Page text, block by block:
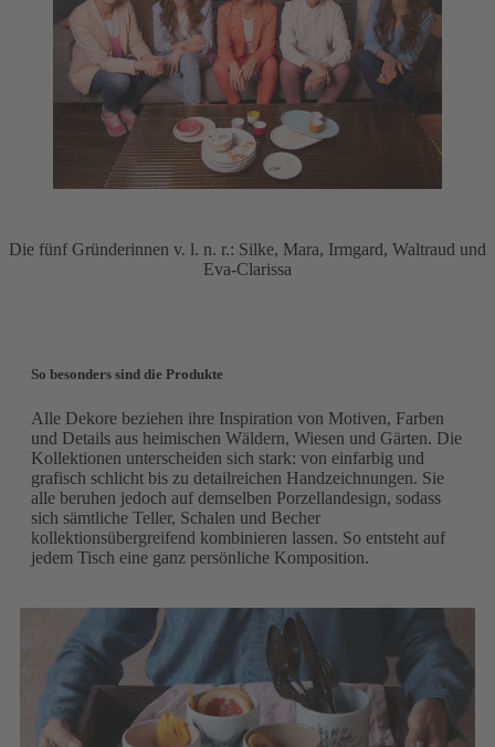
Die fünf Gründerinnen v. l. n. r.: Silke, Mara, Irmgard, Waltraud und
Eva-Clarissa
So besonders sind die Produkte
Alle Dekore beziehen ihre Inspiration von Motiven, Farben
und Details aus heimischen Wäldern, Wiesen und Gärten. Die
Kollektionen unterscheiden sich stark: von einfarbig und
grafisch schlicht bis zu detailreichen Handzeichnungen. Sie
alle beruhen jedoch auf demselben Porzellandesign, sodass
sich sämtliche Teller, Schalen und Becher
kollektionsübergreifend kombinieren lassen. So entsteht auf
jedem Tisch eine ganz persönliche Komposition.